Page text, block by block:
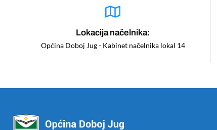
Lokacija načelnika:
Općina Doboj Jug - Kabinet načelnika lokal 14